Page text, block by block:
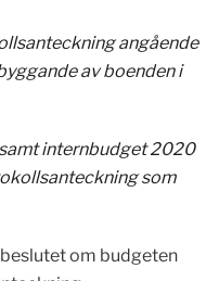
angående
av boenden i
internbudget 2020
som
om budgeten